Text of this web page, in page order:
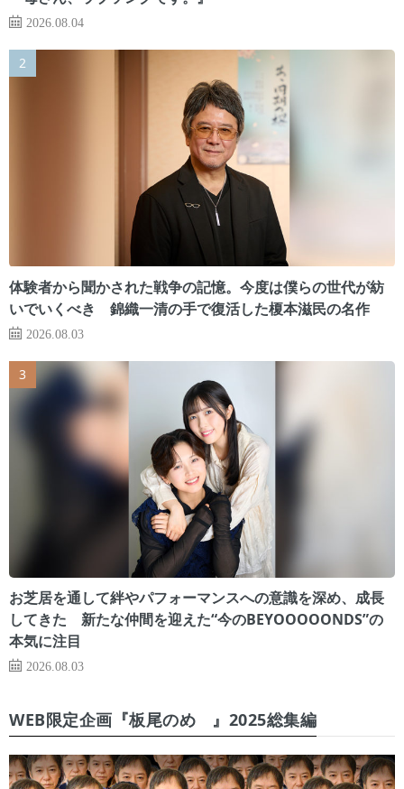
2026.08.04
体験者から聞かされた戦争の記憶。今度は僕らの世代が紡
いでいくべき 錦織一清の手で復活した榎本滋民の名作
2026.08.03
お芝居を通して絆やパフォーマンスへの意識を深め、成長
してきた 新たな仲間を迎えた“今のBEYOOOOONDS”の
本気に注目
2026.08.03
WEB限定企画『板尾のめ゙』2025総集編